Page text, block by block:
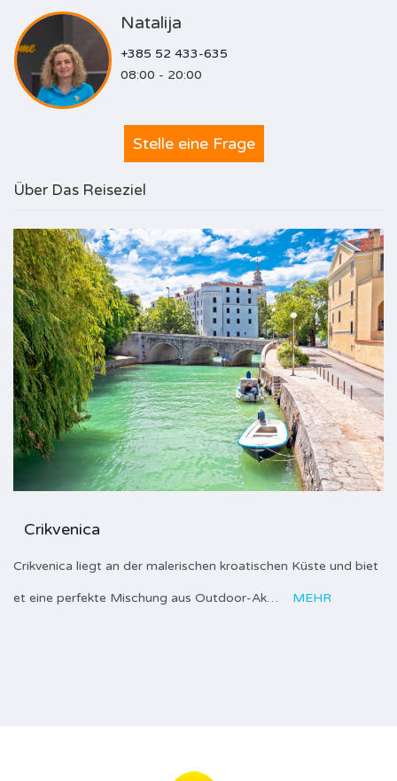
Natalija
+385 52 433-635
08:00 - 20:00
Stelle eine Frage
Über Das Reiseziel
Crikvenica
Crikvenica liegt an der malerischen kroatischen Küste und biet
et eine perfekte Mischung aus Outdoor-Ak… MEHR